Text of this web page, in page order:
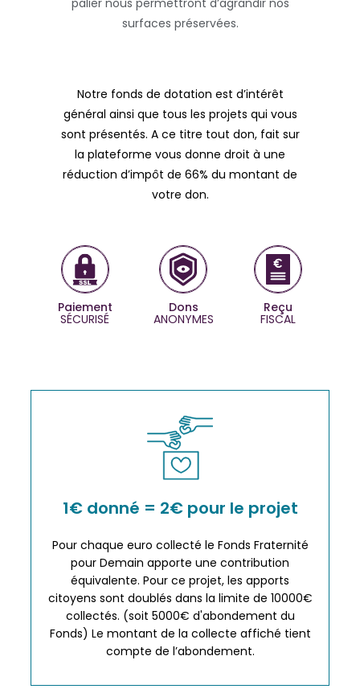
palier nous permettront d’agrandir nos
surfaces préservées.
Notre fonds de dotation est d’intérêt
général ainsi que tous les projets qui vous
sont présentés. A ce titre tout don, fait sur
la plateforme vous donne droit à une
réduction d’impôt de 66% du montant de
votre don.
Paiement
SÉCURISÉ
Dons
ANONYMES
Reçu
FISCAL
1€ donné = 2€ pour le projet
Pour chaque euro collecté le Fonds Fraternité
pour Demain apporte une contribution
équivalente. Pour ce projet, les apports
citoyens sont doublés dans la limite de 10000€
collectés. (soit 5000€ d'abondement du
Fonds) Le montant de la collecte affiché tient
compte de l’abondement.